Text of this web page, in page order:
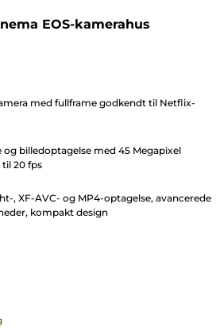
EOS-kamerahus
med fullframe godkendt til Netflix-
og billedoptagelse med 45 Megapixel
20 fps
, XF-AVC- og MP4-optagelse, avancerede
kompakt design